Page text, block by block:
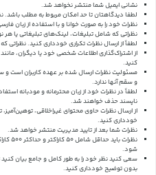
نشانی ایمیل شما منتشر نخواهد شد.
لطفا دیدگاهتان تا حد امکان مربوط به مطلب
نظرات خود را به صورت خوانا و با استفاده از زبان
نظراتی که شامل تبلیغات، لینک‌های تبلیغاتی یا
لطفاً از ارسال نظرات تکراری خودداری کنید.
از اشتراک‌گذاری اطلاعات شخصی خود یا دیگران،
کنید.
مسئولیت نظرات ارسال شده بر عهده کاربران
و سقم آنها ندارد.
لطفاً در نظرات خود از زبان محترمانه و مودبانه
ناپسند حذف خواهند شد.
از ارسال نظرات حاوی محتوای غیراخلاقی،
خودداری کنید.
نظرات شما بعد از تایید مدیریت منتشر خواهد شد.
نظرات
شود.
سعی کنید نظر خود را به طور کامل و جامع بیان کنید
بدون توضیح خودداری کنید.